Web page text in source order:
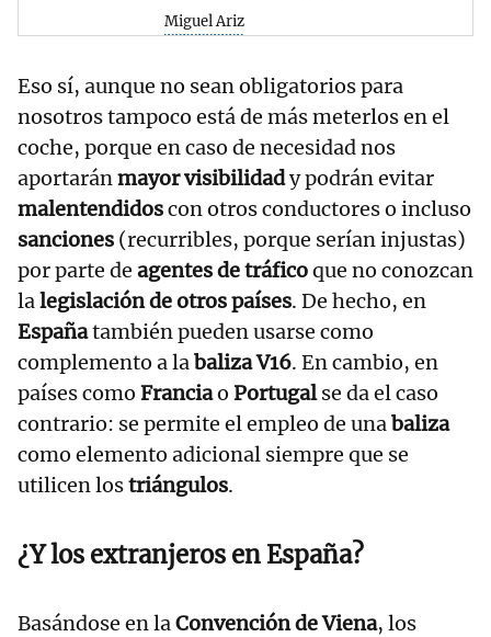
Miguel Ariz
Eso sí, aunque no sean obligatorios para
nosotros tampoco está de más meterlos en el
coche, porque en caso de necesidad nos
aportaránmayor visibilidady podrán evitar
malentendidoscon otros conductores o incluso
sanciones (recurribles, porque serían injustas)
por parte de agentes de tráficoque no conozcan
lalegislación de otros países. De hecho, en
Españatambién pueden usarse como
complemento a labaliza V16. En cambio, en
países como Franciao Portugalse da el caso
contrario: se permite el empleo de unabaliza
como elemento adicional siempre que se
utilicen lostriángulos.
¿Y los extranjeros en España?
Basándose en laConvención de Viena, los